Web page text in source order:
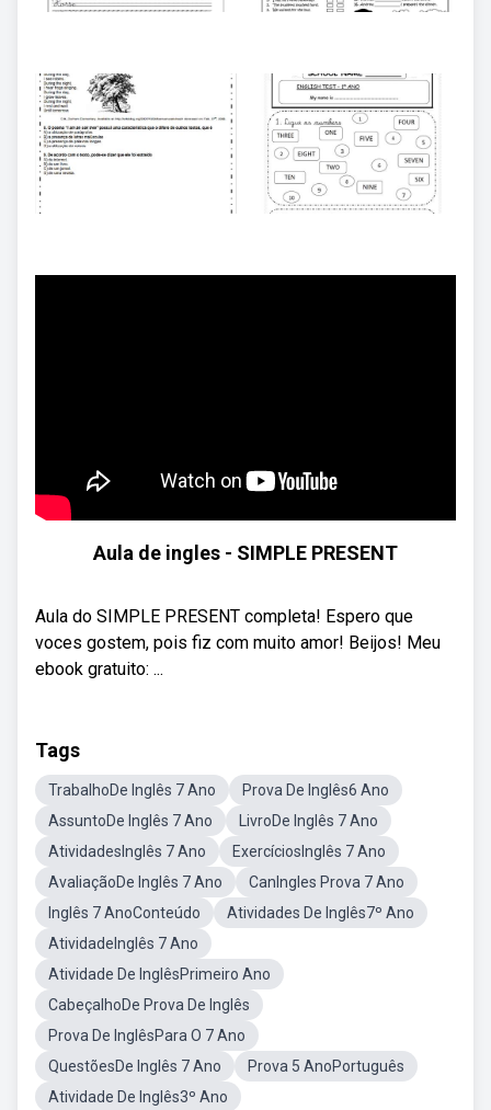
Aula de ingles - SIMPLE PRESENT
Aula do SIMPLE PRESENT completa! Espero que
voces gostem, pois fiz com muito amor! Beijos! Meu
ebook gratuito: ...
Tags
TrabalhoDe Inglês 7 Ano
Prova De Inglês6 Ano
AssuntoDe Inglês 7 Ano
LivroDe Inglês 7 Ano
AtividadesInglês 7 Ano
ExercíciosInglês 7 Ano
AvaliaçãoDe Inglês 7 Ano
CanIngles Prova 7 Ano
Inglês 7 AnoConteúdo
Atividades De Inglês7º Ano
AtividadeInglês 7 Ano
Atividade De InglêsPrimeiro Ano
CabeçalhoDe Prova De Inglês
Prova De InglêsPara O 7 Ano
QuestõesDe Inglês 7 Ano
Prova 5 AnoPortuguês
Atividade De Inglês3º Ano